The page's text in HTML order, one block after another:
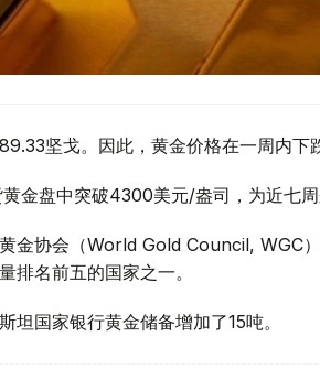
坚戈。因此，黄金价格在一周内下
金盘中突破4300美元/盎司，为近七周
黄金协会（World Gold Council, WGC
排名前五的国家之一。
坦国家银行黄金储备增加了15吨。